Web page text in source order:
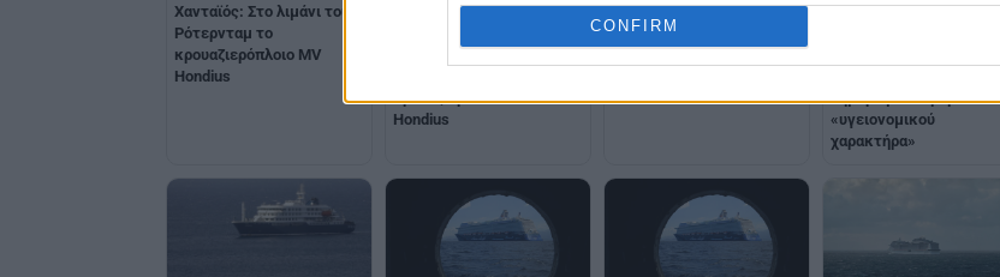
CONFIRM
Χανταϊός: Στο λιμάνι του
Ρότερνταμ το
κρουαζιερόπλοιο MV
Hondius
Xανταϊός: Θετικός
κρουαζιερόπλοιο MV
Hondius
Μία Γαλλίδα επιβάτης του
κρουαζιερόπλοιου Hondius
Χανταϊός: Πέντε Γάλλοι
σήμερα με πτήση
«υγειονομικού
χαρακτήρα»